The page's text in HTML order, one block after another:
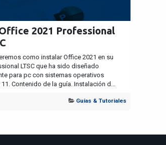
2021 Professional
como instalar Office 2021 en su
LTSC que ha sido diseñado
para pc con sistemas operativos
Contenido de la guía. Instalación d...
Guías & Tutoriales